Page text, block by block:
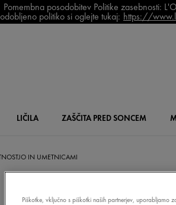
Pomembna posodobitev Politike zasebnosti:
politiko si oglejte tukaj: https://
LIČILA ZAŠČITA PRED SONCEM
IN UMETNICAMI
Piškotke, vključno s piškotki naših partnerjev, uporabljamo